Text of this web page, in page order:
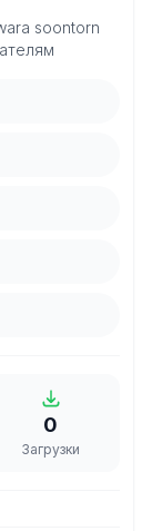
soontorn
0
Загрузки